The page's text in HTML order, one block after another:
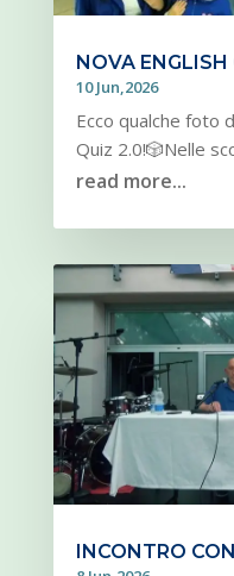
NOVA
10 Jun,2026
Ecco qualche foto
Quiz 2.0!🎲Nelle
read more...
INCONTRO